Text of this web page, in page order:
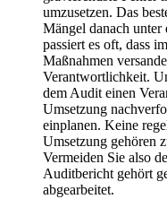
umzusetzen. Das
Mängel danach
passiert es oft, dass
Maßnahmen
Verantwortlichkeit.
dem Audit einen
Umsetzung
einplanen. Keine
Umsetzung gehören
Vermeiden Sie also
Auditbericht gehört
abgearbeitet.